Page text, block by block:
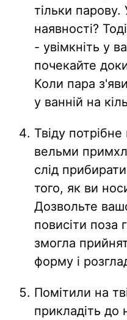
тільки
наявності?
- увімкніть у
почекайте
Коли пара
у ванній на
Твіду
вельми
слід
того, як ви
Дозвольте
повисіти поза
змогла
форму і
Помітили на
прикладіть до